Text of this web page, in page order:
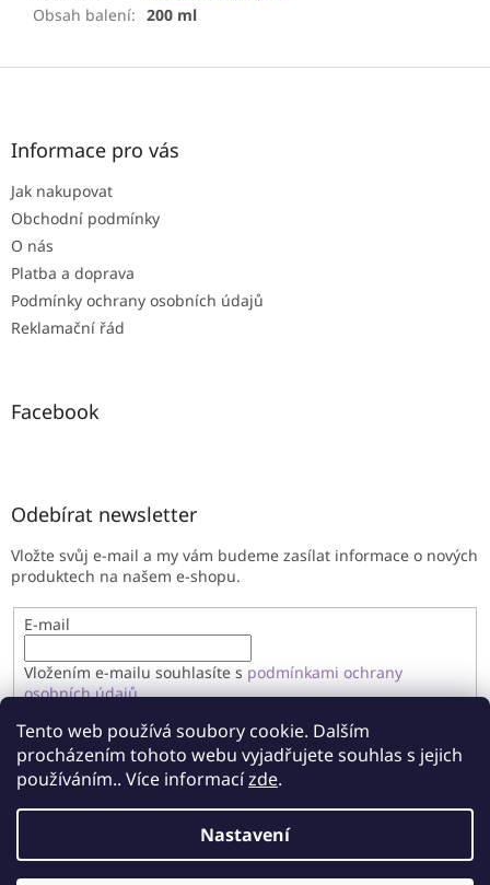
Tento web používá soubory cookie. Dalším
procházením tohoto webu vyjadřujete souhlas s jejich
používáním.. Více informacízde.
Nastavení
Obsah balení: 200 ml
Z
Informace pro vás
Jak nakupovat
Obchodní podmínky
O nás
Platba a doprava
Podmínky ochrany osobních údajů
Reklamační řád
Facebook
Odebírat newsletter
Vložte svůj e-mail a my vám budeme zasílat informace o nových
produktech na našem e-shopu.
E-mail
Vložením e-mailu souhlasíte s podmínkami ochrany
osobních údajů
PŘIHLÁSIT SE
Vytvořil Shoptet